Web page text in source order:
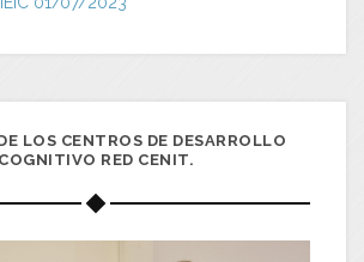
LOS CENTROS DE DESARROLLO
COGNITIVO RED CENIT.